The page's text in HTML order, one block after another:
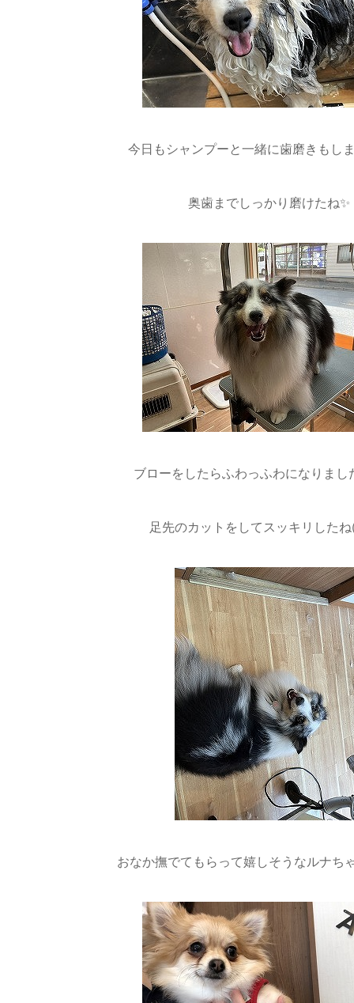
今日もシャンプーと一緒に歯磨きもし
奥歯までしっかり磨けたね✨
ブローをしたらふわっふわになりま
足先のカットをしてスッキリした
おなか撫でてもらって嬉しそうなルナち